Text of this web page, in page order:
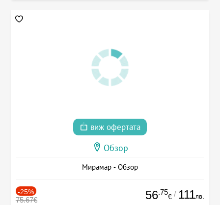
виж офертата
Обзор
Мирамар - Обзор
-25%
75.67€ 56.75
€ / 111лв.